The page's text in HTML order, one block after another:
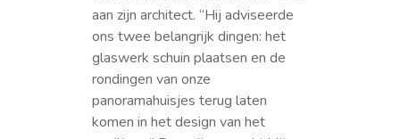
aan zijn architect. “Hij adviseerde
ons twee belangrijk dingen: het
glaswerk schuin plaatsen en de
rondingen van onze
panoramahuisjes terug laten
komen in het design van het